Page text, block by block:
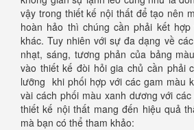
vậy trong thiết kế nội thất để tạo nên
hoàn hảo thì chúng cần phải kết
khác. Tuy nhiên với sự đa dạng về
nhạt, sáng, tương phản của bảng
vào thiết kế đòi hỏi gia chủ cần phải
lưỡng khi phối hợp với các gam màu
vài cách phối màu xanh dương với
thiết kế nội thất mang đến hiệu quả
mà bạn có thể tham khảo: